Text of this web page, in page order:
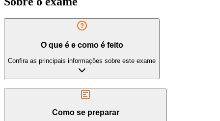
O que é e como é feito
Confira as principais informações sobre este exame
Como se preparar